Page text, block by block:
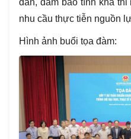
dẫn, đảm bảo tính khả
nhu cầu thực tiễn nguồn
Hình ảnh buổi tọa đàm: